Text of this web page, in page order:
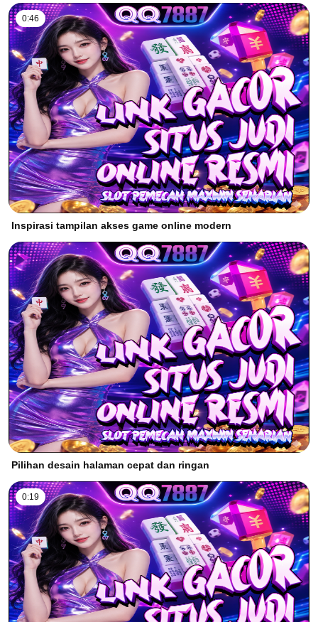
0:46
Inspirasi tampilan akses game online modern
Pilihan desain halaman cepat dan ringan
0:19